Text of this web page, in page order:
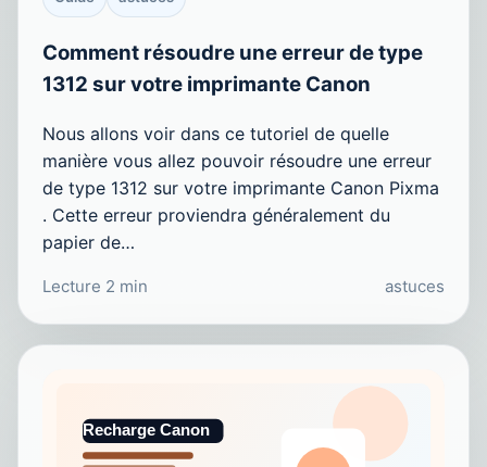
Comment résoudre une erreur de type
1312 sur votre imprimante Canon
Nous allons voir dans ce tutoriel de quelle
manière vous allez pouvoir résoudre une erreur
de type 1312 sur votre imprimante Canon Pixma
. Cette erreur proviendra généralement du
papier de…
Lecture 2 min astuces